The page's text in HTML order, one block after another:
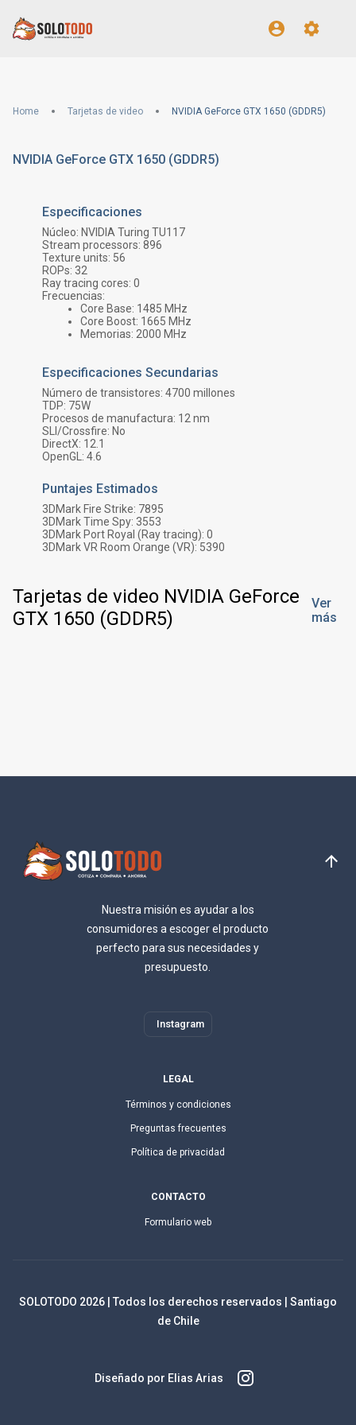
Home Tarjetas de video NVIDIA GeForce GTX 1650 (GDDR5)
NVIDIA GeForce GTX 1650 (GDDR5)
Especificaciones
Núcleo: NVIDIA Turing TU117
Stream processors: 896
Texture units: 56
ROPs: 32
Ray tracing cores: 0
Frecuencias:
Core Base: 1485 MHz
Core Boost: 1665 MHz
Memorias: 2000 MHz
Especificaciones Secundarias
Número de transistores: 4700 millones
TDP: 75W
Procesos de manufactura: 12 nm
SLI/Crossfire: No
DirectX: 12.1
OpenGL: 4.6
Puntajes Estimados
3DMark Fire Strike: 7895
3DMark Time Spy: 3553
3DMark Port Royal (Ray tracing): 0
3DMark VR Room Orange (VR): 5390
Tarjetas de video NVIDIA GeForce
GTX 1650 (GDDR5)
Ver
más
Nuestra misión es ayudar a los
consumidores a escoger el producto
perfecto para sus necesidades y
presupuesto.
Instagram
LEGAL
Términos y condiciones
Preguntas frecuentes
Política de privacidad
CONTACTO
Formulario web
SOLOTODO 2026 | Todos los derechos reservados | Santiago
de Chile
Diseñado por Elias Arias